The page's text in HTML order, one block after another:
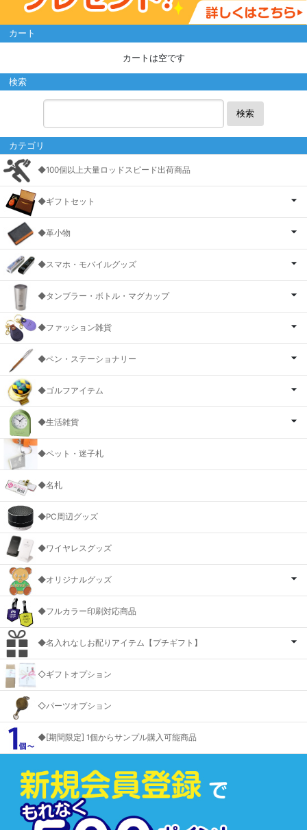
カート
カートは空です
検索
検索
カテゴリ
◆100個以上大量ロッドスピード出荷商品
◆ギフトセット
◆革小物
◆スマホ・モバイルグッズ
◆タンブラー・ボトル・マグカップ
◆ファッション雑貨
◆ペン・ステーショナリー
◆ゴルフアイテム
◆生活雑貨
◆ペット・迷子札
◆名札
◆PC周辺グッズ
◆ワイヤレスグッズ
◆オリジナルグッズ
◆フルカラー印刷対応商品
◆名入れなしお配りアイテム【プチギフト】
◇ギフトオプション
◇パーツオプション
◆[期間限定] 1個からサンプル購入可能商品